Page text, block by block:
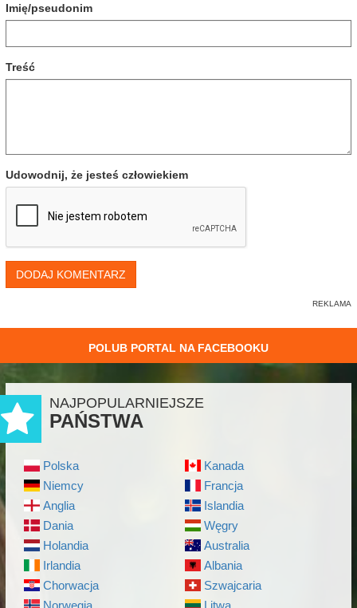
Imię/pseudonim
Treść
Udowodnij, że jesteś człowiekiem
DODAJ KOMENTARZ
POLUB PORTAL NA FACEBOOKU
NAJPOPULARNIEJSZE
PAŃSTWA
Polska
Niemcy
Anglia
Dania
Holandia
Irlandia
Chorwacja
Norwegia
Kanada
Francja
Islandia
Węgry
Australia
Albania
Szwajcaria
Litwa